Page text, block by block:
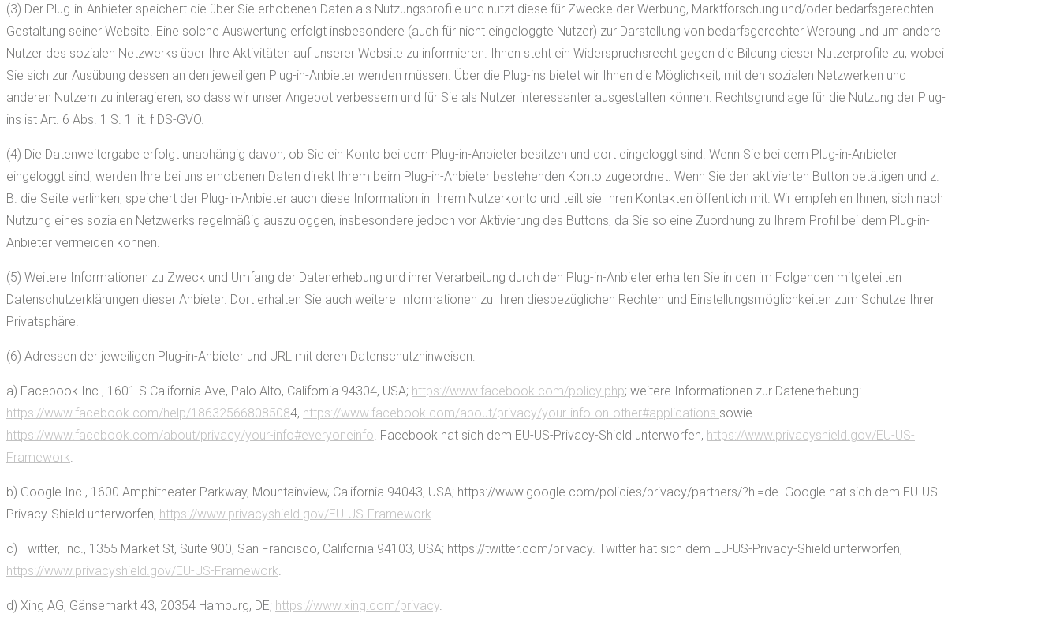
(3) Der Plug-in-Anbieter speichert die über Sie erhobenen Daten als Nutzungsprofile und nutzt diese für Zwecke der Werbung, Marktforschung und/oder bedarfsgerechten
Gestaltung seiner Website. Eine solche Auswertung erfolgt insbesondere (auch für nicht eingeloggte Nutzer) zur Darstellung von bedarfsgerechter Werbung und um andere
Nutzer des sozialen Netzwerks über Ihre Aktivitäten auf unserer Website zu informieren. Ihnen steht ein Widerspruchsrecht gegen die Bildung dieser Nutzerprofile zu, wobei
Sie sich zur Ausübung dessen an den jeweiligen Plug-in-Anbieter wenden müssen. Über die Plug-ins bietet wir Ihnen die Möglichkeit, mit den sozialen Netzwerken und
anderen Nutzern zu interagieren, so dass wir unser Angebot verbessern und für Sie als Nutzer interessanter ausgestalten können. Rechtsgrundlage für die Nutzung der Plug-
ins ist Art. 6 Abs. 1 S. 1 lit. f DS-GVO.
(4) Die Datenweitergabe erfolgt unabhängig davon, ob Sie ein Konto bei dem Plug-in-Anbieter besitzen und dort eingeloggt sind. Wenn Sie bei dem Plug-in-Anbieter
eingeloggt sind, werden Ihre bei uns erhobenen Daten direkt Ihrem beim Plug-in-Anbieter bestehenden Konto zugeordnet. Wenn Sie den aktivierten Button betätigen und z.
B. die Seite verlinken, speichert der Plug-in-Anbieter auch diese Information in Ihrem Nutzerkonto und teilt sie Ihren Kontakten öffentlich mit. Wir empfehlen Ihnen, sich nach
Nutzung eines sozialen Netzwerks regelmäßig auszuloggen, insbesondere jedoch vor Aktivierung des Buttons, da Sie so eine Zuordnung zu Ihrem Profil bei dem Plug-in-
Anbieter vermeiden können.
(5) Weitere Informationen zu Zweck und Umfang der Datenerhebung und ihrer Verarbeitung durch den Plug-in-Anbieter erhalten Sie in den im Folgenden mitgeteilten
Datenschutzerklärungen dieser Anbieter. Dort erhalten Sie auch weitere Informationen zu Ihren diesbezüglichen Rechten und Einstellungsmöglichkeiten zum Schutze Ihrer
Privatsphäre.
(6) Adressen der jeweiligen Plug-in-Anbieter und URL mit deren Datenschutzhinweisen:
a) Facebook Inc., 1601 S California Ave, Palo Alto, California 94304, USA; https://www.facebook.com/policy.php; weitere Informationen zur Datenerhebung:
https://www.facebook.com/help/186325668085084, https://www.facebook.com/about/privacy/your-info-on-other#applications sowie
https://www.facebook.com/about/privacy/your-info#everyoneinfo. Facebook hat sich dem EU-US-Privacy-Shield unterworfen, https://www.privacyshield.gov/EU-US-
Framework.
b) Google Inc., 1600 Amphitheater Parkway, Mountainview, California 94043, USA; https://www.google.com/policies/privacy/partners/?hl=de. Google hat sich dem EU-US-
Privacy-Shield unterworfen, https://www.privacyshield.gov/EU-US-Framework.
c) Twitter, Inc., 1355 Market St, Suite 900, San Francisco, California 94103, USA; https://twitter.com/privacy. Twitter hat sich dem EU-US-Privacy-Shield unterworfen,
https://www.privacyshield.gov/EU-US-Framework.
d) Xing AG, Gänsemarkt 43, 20354 Hamburg, DE; https://www.xing.com/privacy.